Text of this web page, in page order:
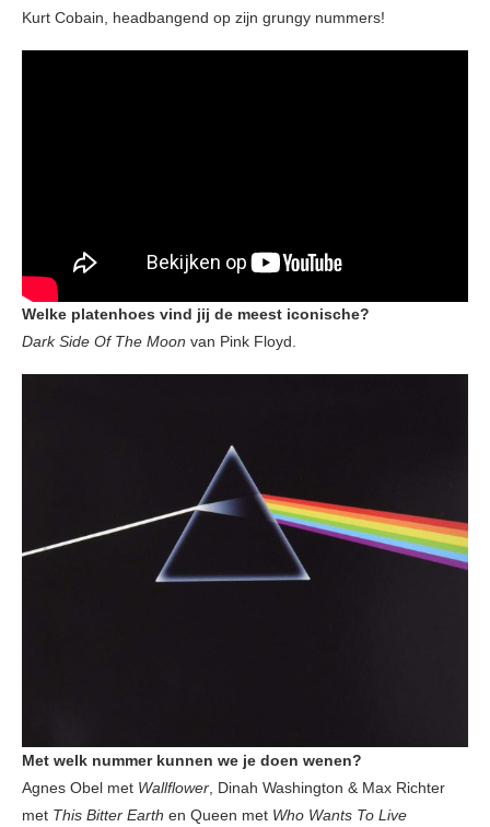
Kurt Cobain, headbangend op zijn grungy nummers!
Welke platenhoes vind jij de meest iconische?
Dark Side Of The Moon van Pink Floyd.
Met welk nummer kunnen we je doen wenen?
Agnes Obel met Wallflower, Dinah Washington & Max Richter
met This Bitter Earth en Queen met Who Wants To Live